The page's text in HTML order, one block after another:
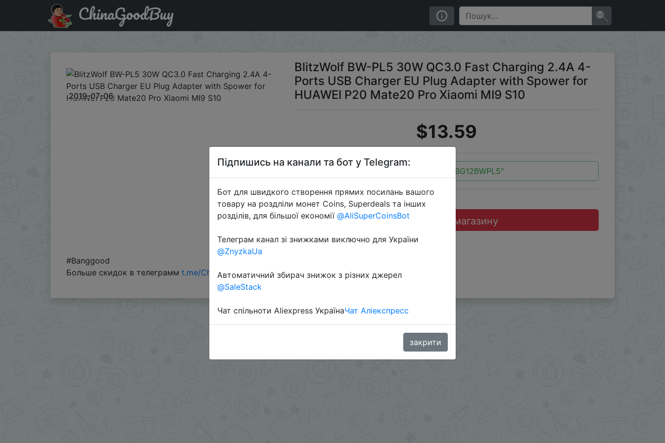
Код на знижку BG12BWPL5 BlitzWolf BW-PL5 30W QC3.0 Fast Charging 2.4A 4-Ports USB Charger EU Plug Adapter with Spower for HUAWEI P20 Mate20 Pro Xiaomi MI9 S10
ChinaGoodBuy
2019-07-06
BlitzWolf BW-PL5 30W QC3.0 Fast Charging 2.4A 4-
Ports USB Charger EU Plug Adapter with Spower for
HUAWEI P20 Mate20 Pro Xiaomi MI9 S10
$13.59
"BG12BWPL5"
Перейти до магазину
#Banggood
Больше скидок в телеграмм t.me/ChinaGoodBuy
Підпишись на канали та бот у Telegram:
Бот для швидкого створення прямих посилань вашого
товару на роздліли монет Coins, Superdeals та інших
розділів, для більшої економії @AliSuperCoinsBot
Телеграм канал зі знижками виключно для України
@ZnyzkaUa
Автоматичний збирач знижок з різних джерел
@SaleStack
Чат спільноти Aliexpress УкраїнаЧат Аліекспресс
закрити